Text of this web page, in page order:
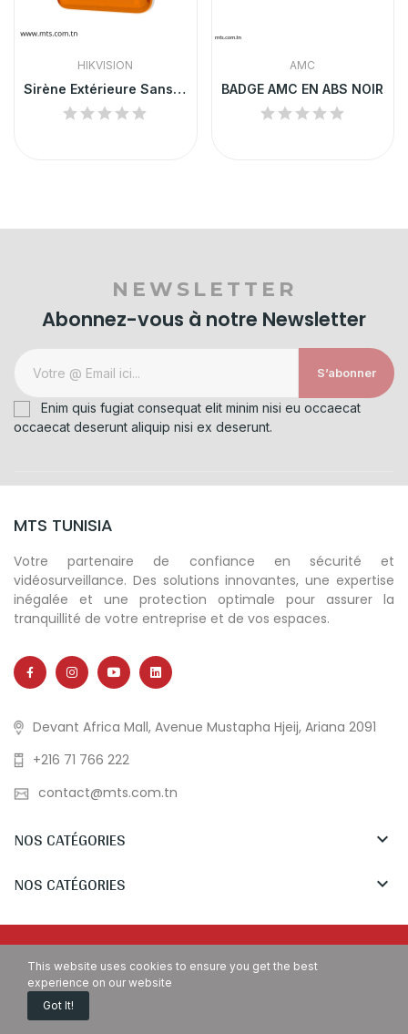
Accueil
HIKVISION
Sirène Extérieure Sans Fil HIKVISION Orange
AMC
BADGE AMC EN ABS NOIR
NEWSLETTER
Abonnez-vous à notre Newsletter
S’abonner
Enim quis fugiat consequat elit minim nisi eu occaecat
occaecat deserunt aliquip nisi ex deserunt.
MTS TUNISIA
Votre partenaire de confiance en sécurité et
vidéosurveillance. Des solutions innovantes, une expertise
inégalée et une protection optimale pour assurer la
tranquillité de votre entreprise et de vos espaces.
Devant Africa Mall, Avenue Mustapha Hjeij, Ariana 2091
+216 71 766 222
contact@mts.com.tn
NOS CATÉGORIES 
NOS CATÉGORIES 
This website uses cookies to ensure you get the best
experience on our website
Got It!